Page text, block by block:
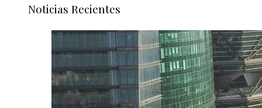
Noticias Recientes